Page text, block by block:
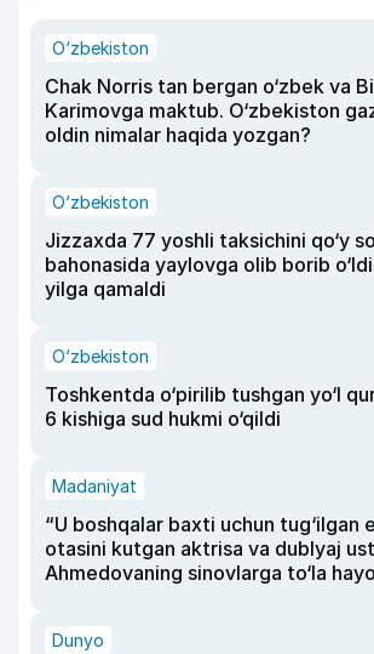
O‘zbekiston
Chak Norris tan bergan o‘zbek va
Karimovga maktub. O‘zbekiston
oldin nimalar haqida yozgan?
O‘zbekiston
Jizzaxda 77 yoshli taksichini qo‘y
bahonasida yaylovga olib borib
yilga qamaldi
O‘zbekiston
Toshkentda o‘pirilib tushgan yo‘l
6 kishiga sud hukmi o‘qildi
Madaniyat
“U boshqalar baxti uchun tug‘ilgan
otasini kutgan aktrisa va dublyaj
Ahmedovaning sinovlarga to‘la
Dunyo